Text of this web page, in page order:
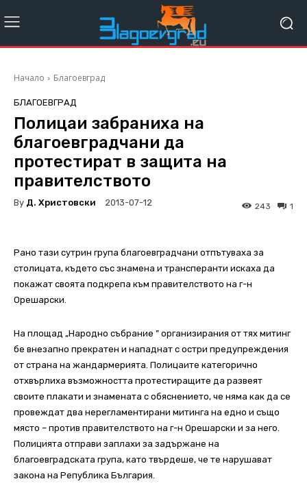
Начало Благоевград
БЛАГОЕВГРАД
Полицаи забраниха на
благоевградчани да
протестират в защита на
правителството
By Д. Христовски 2013-07-12 1
243
Рано тази сутрин група благоевградчани отпътуваха за
столицата, където със знамена и трансперанти искаха да
покажат своята подкрепа към правителството на г-н
Орешарски.
На площад „Народно събрание ” организирания от тях митинг
бе внезапно прекратен и нападнат с остри предупреждения
от страна на жандармерията. Полицаите категорично
отхвърлиха възможността протестиращите да развеят
своите плакати и знамената с обяснението, че няма как да се
провеждат два нерегламентирани митинга на едно и също
място – против правителството на г-н Орешарски и за него.
Полицията отправи заплахи за задържане на
благоевградската група, като твърдеше, че те нарушават
закона на Република България.